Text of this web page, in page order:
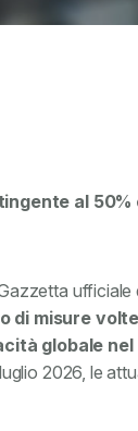
al
ufficiale
di misure
globale
2026, le